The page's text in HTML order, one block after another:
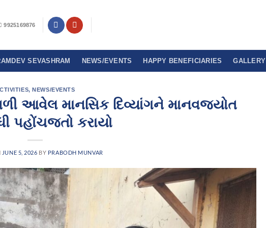
9925169876
SEVASHRAM NEWS/EVENTS HAPPY BENEFICIARIES GALLERY
,NEWS/EVENTS
આવેલ માનસિક દિવ્યાંગને માનવજ્યોત
પહોંચજતો કરાયો
JUNE 5, 2026 BY PRABODH MUNVAR